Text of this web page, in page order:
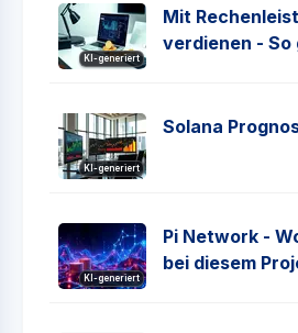
KI-generiert
Mit
verdienen -
KI-generiert
Solana
KI-generiert
Pi Network -
bei diesem